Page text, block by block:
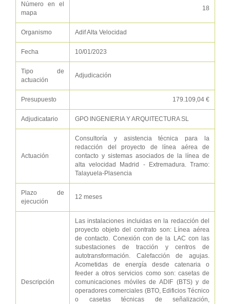
Número en el
mapa
18
Organismo Adif Alta Velocidad
Fecha 10/01/2023
Tipo de
actuación
Adjudicación
Presupuesto 179.109,04 €
Adjudicatario GPO INGENIERIA Y ARQUITECTURA SL
Actuación
Consultoría y asistencia técnica para la
redacción del proyecto de línea aérea de
contacto y sistemas asociados de la línea de
alta velocidad Madrid - Extremadura. Tramo:
Talayuela-Plasencia
Plazo de
ejecución
12 meses
Descripción
Las instalaciones incluidas en la redacción del
proyecto objeto del contrato son: Línea aérea
de contacto. Conexión con de la LAC con las
subestaciones de tracción y centros de
autotransformación. Calefacción de agujas.
Acometidas de energía desde catenaria o
feeder a otros servicios como son: casetas de
comunicaciones móviles de ADIF (BTS) y de
operadores comerciales (BTO, Edificios Técnico
o casetas técnicas de señalización,